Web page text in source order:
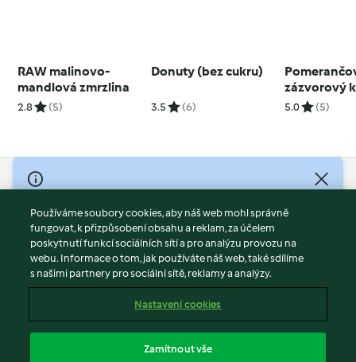
RAW malinovo-
mandlová zmrzlina
2.8 (5)
Donuty (bez cukru)
3.5 (6)
zázvorový
5.0 (5)
© Copyright 2026
Podmínky užívání
Zásady ochrany osobních údajů
Vyloučení odpovědnosti
Tiráž
Obsah zprávy
Používáme soubory cookies, aby náš web mohl správně
fungovat, k přizpůsobení obsahu a reklam, za účelem
poskytnutí funkcí sociálních sítí a pro analýzu provozu na
webu. Informace o tom, jak používáte náš web, také sdílíme
s našimi partnery pro sociální sítě, reklamy a analýzy.
Nastavení cookies
Zamítnout vše